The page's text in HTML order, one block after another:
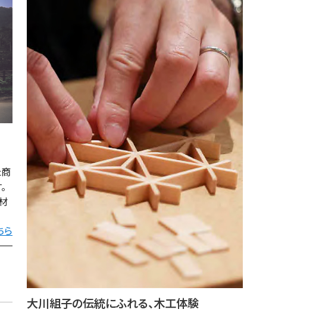
ら
大川組子の伝統にふれる、木工体験